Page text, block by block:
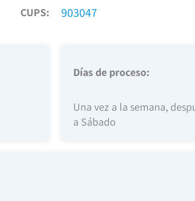
CUPS: 903047
Días de proceso:
Una vez a la semana,
a Sábado